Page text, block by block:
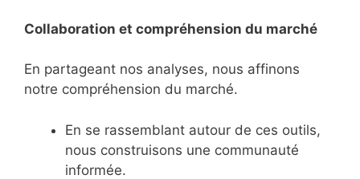
Collaboration et compréhension du marché
En partageant nos analyses, nous affinons
notre compréhension du marché.
En se rassemblant autour de ces outils,
nous construisons une communauté
informée.